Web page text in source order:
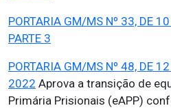
PORTARIA GM/MS Nº 33, DE
PARTE 3
PORTARIA GM/MS Nº 48, DE
2022 Aprova a transição de
Primária Prisionais (eAPP)